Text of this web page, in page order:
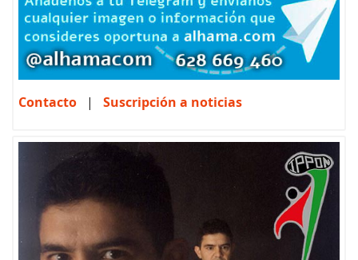
Contacto | Suscripción a noticias